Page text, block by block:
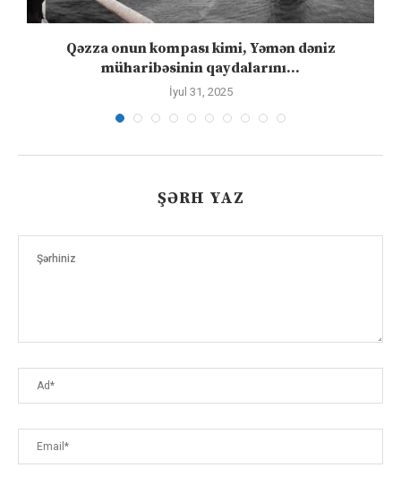
Qəzza onun kompası kimi, Yəmən dəniz
müharibəsinin qaydalarını...
İyul 31, 2025
ŞƏRH YAZ